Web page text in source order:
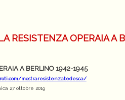
RESISTENZA OPERAIA
A BERLINO 1942-1945
mostraresistenzatedesca/
27 ottobre 2019